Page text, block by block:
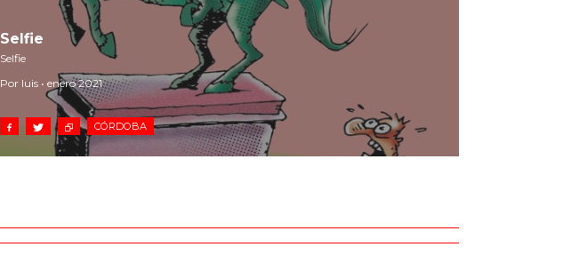
Selfie
Selfie
Por luis • enero 2021
CÓRDOBA